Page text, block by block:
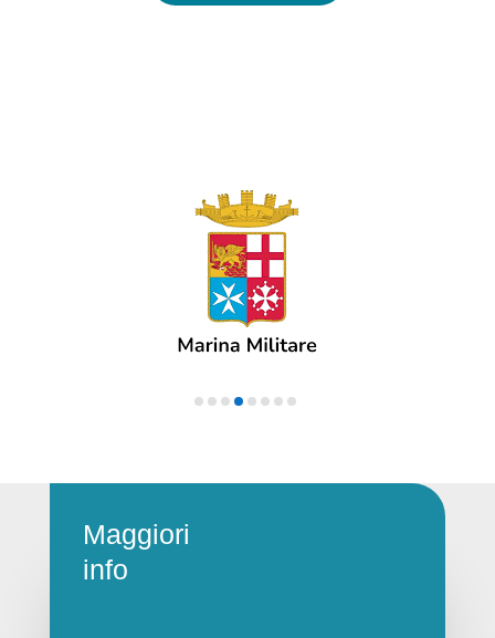
Maggiori
info